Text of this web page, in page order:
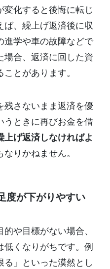
変化すると後悔に転じ
ば、繰上げ返済後に収
進学や車の故障などで
場合、返済に回した資
とがあります。
残さないまま返済を優
うときに再びお金を借
上げ返済しなければよ
りかねません。
度が下がりやすい
や目標がない場合、
低くなりがちです。例
る」といった漠然とし